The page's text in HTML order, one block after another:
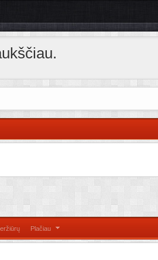
Plačiau